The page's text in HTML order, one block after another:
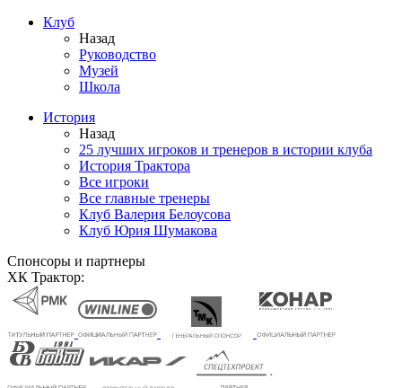
Клуб
Назад
Руководство
Музей
Школа
История
Назад
25 лучших игроков и тренеров в истории клуба
История Трактора
Все игроки
Все главные тренеры
Клуб Валерия Белоусова
Клуб Юрия Шумакова
Спонсоры и партнеры
ХК Трактор: